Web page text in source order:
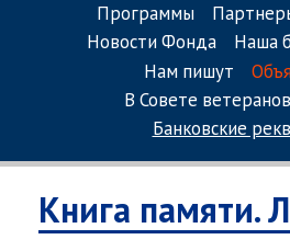
Программы
Новости Фонда
Наша
Нам пишут
В Совете
Банковские
Книга памяти.